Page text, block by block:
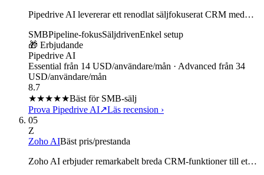
Pipedrive AI levererar ett renodlat säljfokuserat CRM med…
SMBPipeline-fokusSäljdrivenEnkel setup
🎁 Erbjudande
Pipedrive AI
Essential från 14 USD/användare/mån · Advanced från 34
USD/användare/mån
8.7
★★★★★Bäst för SMB-sälj
Prova Pipedrive AI↗Läs recension ›
05
Z
Zoho AIBäst pris/prestanda
Zoho AI erbjuder remarkabelt breda CRM-funktioner till et…